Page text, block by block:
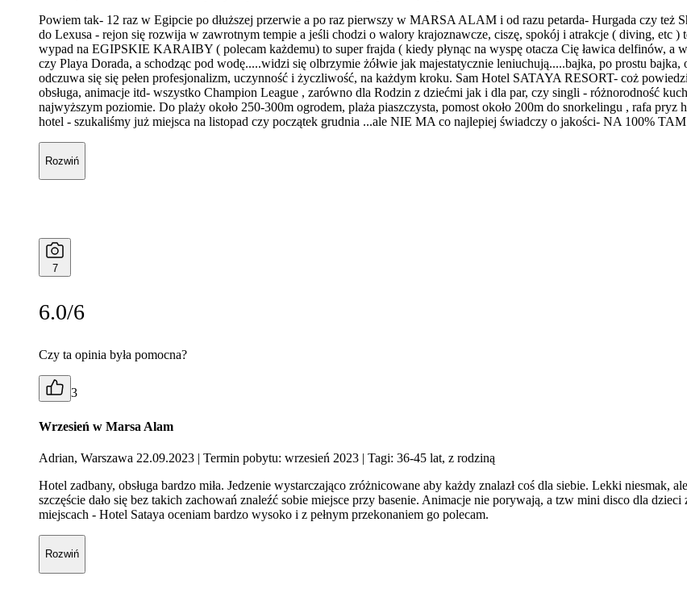
Powiem tak- 12 raz w Egipcie po dłuższej przerwie a po raz pierwszy w MARSA ALAM i od razu petarda- Hurgada czy też
do Lexusa - rejon się rozwija w zawrotnym tempie a jeśli chodzi o walory krajoznawcze, ciszę, spokój i atrakcje ( diving, etc
wypad na EGIPSKIE KARAIBY ( polecam każdemu) to super frajda ( kiedy płynąc na wyspę otacza Cię ławica delfinów, a
czy Playa Dorada, a schodząc pod wodę.....widzi się olbrzymie żółwie jak majestatycznie leniuchują.....bajka, po prostu
odczuwa się się pełen profesjonalizm, uczynność i życzliwość, na każdym kroku. Sam Hotel SATAYA RESORT- coż
obsługa, animacje itd- wszystko Champion League , zarówno dla Rodzin z dziećmi jak i dla par, czy singli - różnorodność
najwyższym poziomie. Do plaży około 250-300m ogrodem, plaża piaszczysta, pomost około 200m do snorkelingu , rafa
hotel - szukaliśmy już miejsca na listopad czy początek grudnia ...ale NIE MA co najlepiej świadczy o jakości- NA 100%
Rozwiń
7
6.0/6
Czy ta opinia była pomocna?
3
Wrzesień w Marsa Alam
Adrian, Warszawa 22.09.2023 | Termin pobytu: wrzesień 2023 | Tagi: 36-45 lat, z rodziną
Hotel zadbany, obsługa bardzo miła. Jedzenie wystarczająco zróżnicowane aby każdy znalazł coś dla siebie. Lekki
szczęście dało się bez takich zachowań znaleźć sobie miejsce przy basenie. Animacje nie porywają, a tzw mini disco dla
miejscach - Hotel Sataya oceniam bardzo wysoko i z pełnym przekonaniem go polecam.
Rozwiń